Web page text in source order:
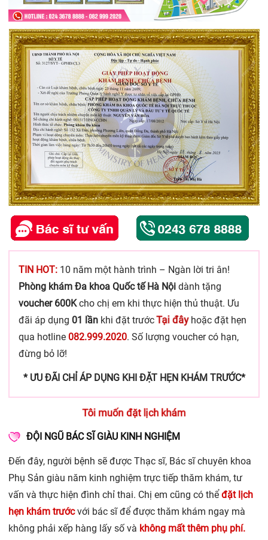
TIN HOT: 10 năm một hành trình – Ngàn lời tri ân!
Phòng khám Đa khoa Quốc tế Hà Nội dành tặng
voucher 600Kcho chị em khi thực hiện thủ thuật. Ưu
đãi áp dụng 01 lần khi đặt trướcTại đây hoặc đặt hẹn
qua hotline 082.999.2020. Số lượng voucher có hạn,
đừng bỏ lỡ!
* ƯU ĐÃI CHỈ ÁP DỤNG KHI ĐẶT HẸN KHÁM TRƯỚC*
Tôi muốn đặt lịch khám
ĐỘI NGŨ BÁC SĨ GIÀU KINH NGHIỆM
Đến đây, người bệnh sẽ được Thạc sĩ, Bác sĩ chuyên khoa
Phụ Sản giàu năm kinh nghiệm trực tiếp thăm khám, tư
vấn và thực hiện đình chỉ thai. Chị em cũng có thể đặt lịch
hẹn khám trước với bác sĩ để được thăm khám ngay mà
không phải xếp hàng lấy số và không mất thêm phụ phí.